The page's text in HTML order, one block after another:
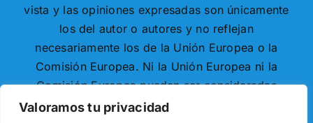
Valoramos tu privacidad
vista y las opiniones expresadas son únicamente
los del autor o autores y no reflejan
necesariamente los de la Unión Europea o la
Comisión Europea. Ni la Unión Europea ni la
Comisión Europea pueden ser consideradas
responsables de las mismas.